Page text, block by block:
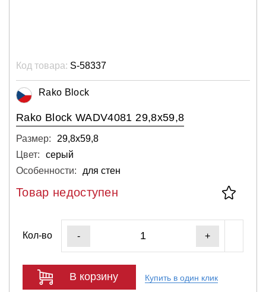
Код товара: S-58337
Rako Block
Rako Block WADV4081 29,8x59,8
Размер:
29,8х59,8
Цвет:
серый
Особенности:
для стен
Товар недоступен
Кол-во - +
В корзину Купить в один клик